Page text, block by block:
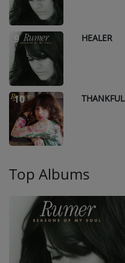
9 HEALER
10 THANKFUL
Top Albums